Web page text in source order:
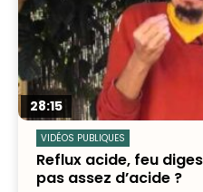
28:15
VIDÉOS PUBLIQUES
Reflux acide, feu
pas assez d’acide ?